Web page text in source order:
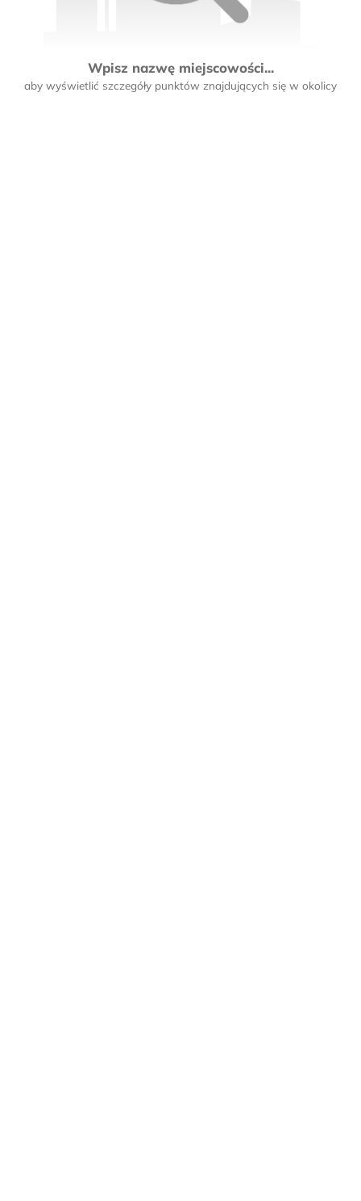
Wpisz nazwę miejscowości...
aby wyświetlić szczegóły punktów znajdujących się w okolicy